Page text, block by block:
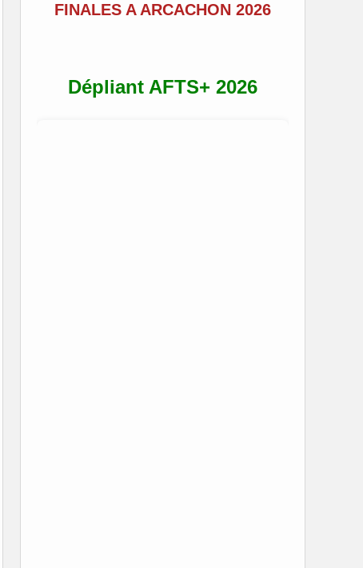
FINALES A ARCACHON 2026
Dépliant AFTS+ 2026